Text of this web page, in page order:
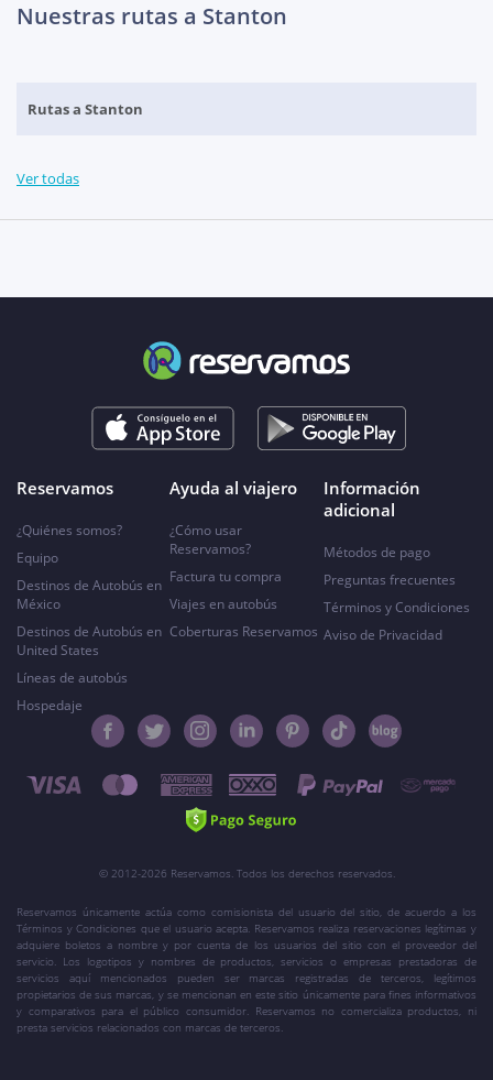
Nuestras rutas a Stanton
Rutas a Stanton
Ver todas
Reservamos
¿Quiénes somos?
Equipo
Destinos de Autobús en
México
Destinos de Autobús en
United States
Líneas de autobús
Hospedaje
Ayuda al viajero
¿Cómo usar
Reservamos?
Factura tu compra
Viajes en autobús
Coberturas Reservamos
Información
adicional
Métodos de pago
Preguntas frecuentes
Términos y Condiciones
Aviso de Privacidad
© 2012-2026 Reservamos. Todos los derechos reservados.
Reservamos únicamente actúa como comisionista del usuario del sitio, de acuerdo a los
Términos y Condiciones que el usuario acepta. Reservamos realiza reservaciones legítimas y
adquiere boletos a nombre y por cuenta de los usuarios del sitio con el proveedor del
servicio. Los logotipos y nombres de productos, servicios o empresas prestadoras de
servicios aquí mencionados pueden ser marcas registradas de terceros, legítimos
propietarios de sus marcas, y se mencionan en este sitio únicamente para fines informativos
y comparativos para el público consumidor. Reservamos no comercializa productos, ni
presta servicios relacionados con marcas de terceros.